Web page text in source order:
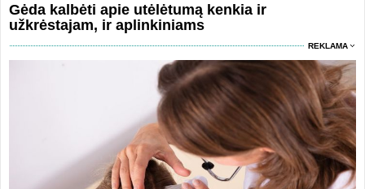
Gėda kalbėti apie utėlėtumą kenkia ir
užkrėstajam, ir aplinkiniams
REKLAMA